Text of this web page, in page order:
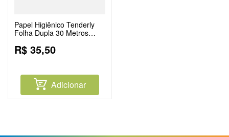
Papel Higiênico Tenderly
Folha Dupla 30 Metros
Rolos
R$ 35,50
Adicionar